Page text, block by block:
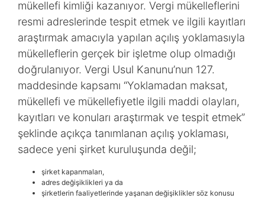
mükellefi kimliği kazanıyor. Vergi mükelleflerini
resmi adreslerinde tespit etmek ve ilgili kayıtları
araştırmak amacıyla yapılan açılış yoklamasıyla
mükelleflerin gerçek bir işletme olup olmadığı
doğrulanıyor. Vergi Usul Kanunu’nun 127.
maddesinde kapsamı “Yoklamadan maksat,
mükellefi ve mükellefiyetle ilgili maddi olayları,
kayıtları ve konuları araştırmak ve tespit etmek”
şeklinde açıkça tanımlanan açılış yoklaması,
sadece yeni şirket kuruluşunda değil;
şirket kapanmaları,
adres değişiklikleri ya da
şirketlerin faaliyetlerinde yaşanan değişiklikler söz konusu